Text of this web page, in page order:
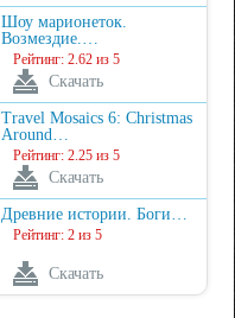
Шоу марионеток.
Возмездие.…
Рейтинг: 2.62 из 5
Скачать
Travel Mosaics 6: Christmas
Around…
Рейтинг: 2.25 из 5
Скачать
Древние истории. Боги…
Рейтинг: 2 из 5
Скачать